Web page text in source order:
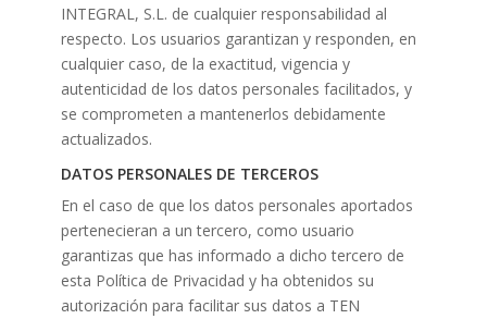
INTEGRAL, S.L. de cualquier responsabilidad al
respecto. Los usuarios garantizan y responden, en
cualquier caso, de la exactitud, vigencia y
autenticidad de los datos personales facilitados, y
se comprometen a mantenerlos debidamente
actualizados.
DATOS PERSONALES DE TERCEROS
En el caso de que los datos personales aportados
pertenecieran a un tercero, como usuario
garantizas que has informado a dicho tercero de
esta Política de Privacidad y ha obtenidos su
autorización para facilitar sus datos a TEN